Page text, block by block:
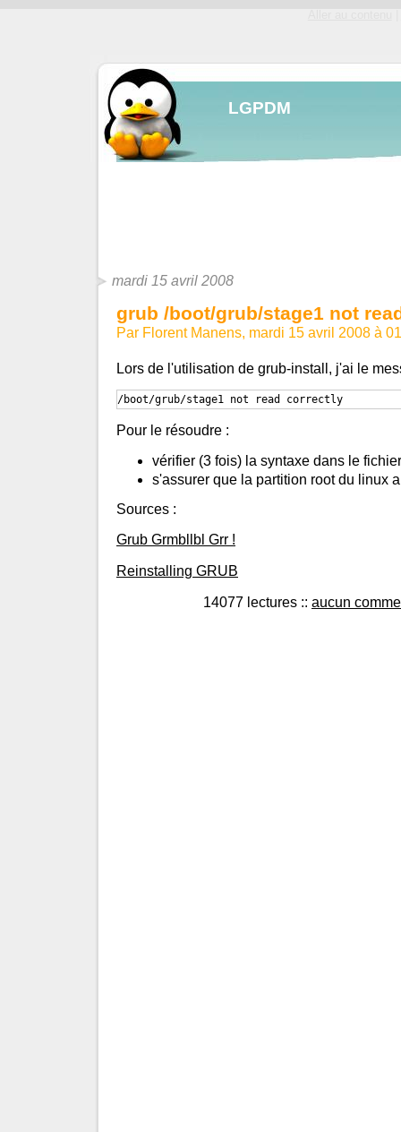
LGPDM
mardi 15 avril 2008
grub /boot/grub/stage1 not
Par Florent Manens, mardi 15 avril 2008 à
Lors de l'utilisation de grub-install, j'ai le
/boot/grub/stage1 not read correctly
Pour le résoudre :
vérifier (3 fois) la syntaxe dans le
s'assurer que la partition root du linux
Sources :
Grub Grmbllbl Grr !
Reinstalling GRUB
14077 lectures :: aucun